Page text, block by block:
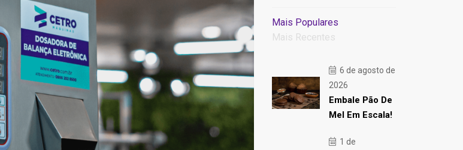
Mais Populares
Mais Recentes
6 de agosto de
2026
Embale Pão De
Mel Em Escala!
1 de